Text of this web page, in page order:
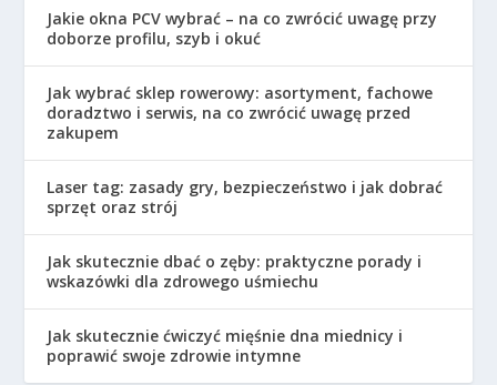
Jakie okna PCV wybrać – na co zwrócić uwagę przy
doborze profilu, szyb i okuć
Jak wybrać sklep rowerowy: asortyment, fachowe
doradztwo i serwis, na co zwrócić uwagę przed
zakupem
Laser tag: zasady gry, bezpieczeństwo i jak dobrać
sprzęt oraz strój
Jak skutecznie dbać o zęby: praktyczne porady i
wskazówki dla zdrowego uśmiechu
Jak skutecznie ćwiczyć mięśnie dna miednicy i
poprawić swoje zdrowie intymne